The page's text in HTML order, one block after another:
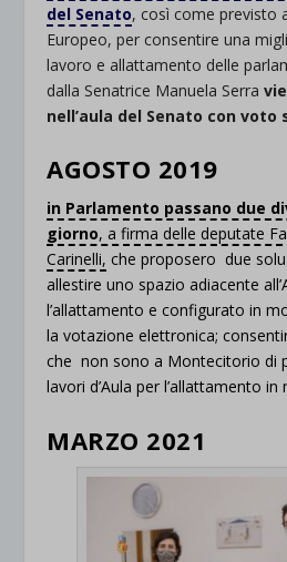
del Senato, così come previsto
Europeo, per consentire una
lavoro e allattamento delle
dalla Senatrice Manuela Serra
nell’aula del Senato con voto
AGOSTO 2019
in Parlamento passano due
giorno, a firma delle deputate
Carinelli, che proposero due
allestire uno spazio adiacente
l’allattamento e configurato in
la votazione elettronica;
che non sono a Montecitorio di
lavori d’Aula per l’allattamento
MARZO 2021